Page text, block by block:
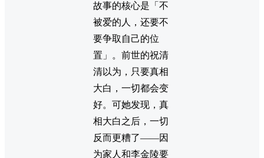
故事的核心是「不
被爱的人，还要不
要争取自己的位
置」。前世的祝清
清以为，只要真相
大白，一切都会变
好。可她发现，真
相大白之后，一切
反而更糟了——因
为家人和李金陵要